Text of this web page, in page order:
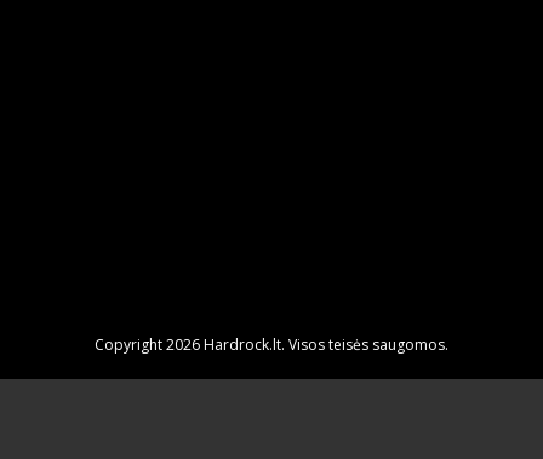
Copyright 2026 Hardrock.lt. Visos teisės saugomos.